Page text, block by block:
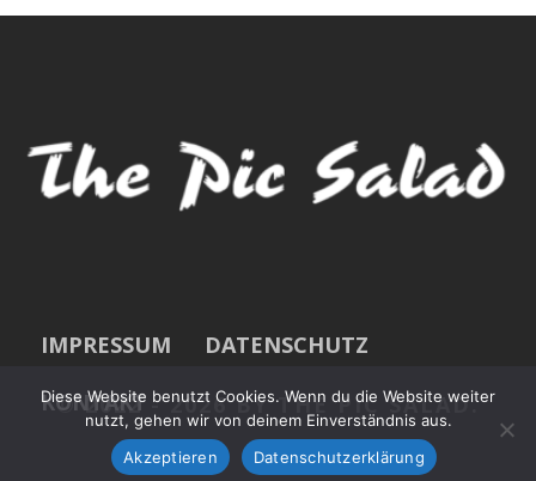
IMPRESSUM
DATENSCHUTZ
KONTAKT
© 2022 -2026 BY THE PIC SALAD.
Diese Website benutzt Cookies. Wenn du die Website weiter
nutzt, gehen wir von deinem Einverständnis aus.
Akzeptieren
Datenschutzerklärung